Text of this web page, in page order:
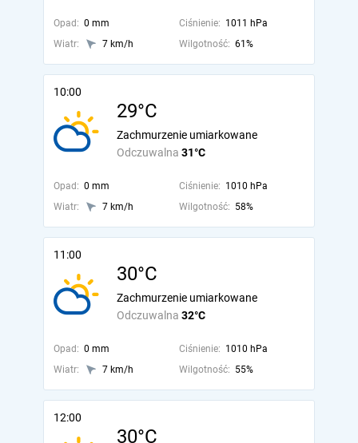
Opad: 0 mm Ciśnienie: 1011 hPa
Wiatr:
7 km/h Wilgotność: 61%
10:00
29°C
Odczuwalna 31°C
Zachmurzenie umiarkowane
Opad: 0 mm Ciśnienie: 1010 hPa
Wiatr:
7 km/h Wilgotność: 58%
11:00
30°C
Odczuwalna 32°C
Zachmurzenie umiarkowane
Opad: 0 mm Ciśnienie: 1010 hPa
Wiatr:
7 km/h Wilgotność: 55%
12:00
30°C